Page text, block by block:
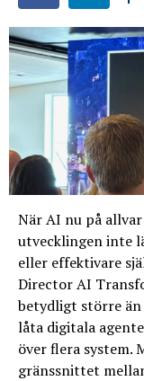
När AI nu på
utvecklingen inte
eller effektivare
Director AI
betydligt större
låta digitala
över flera system.
gränssnittet